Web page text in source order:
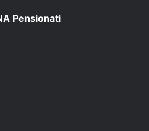
Pensionati